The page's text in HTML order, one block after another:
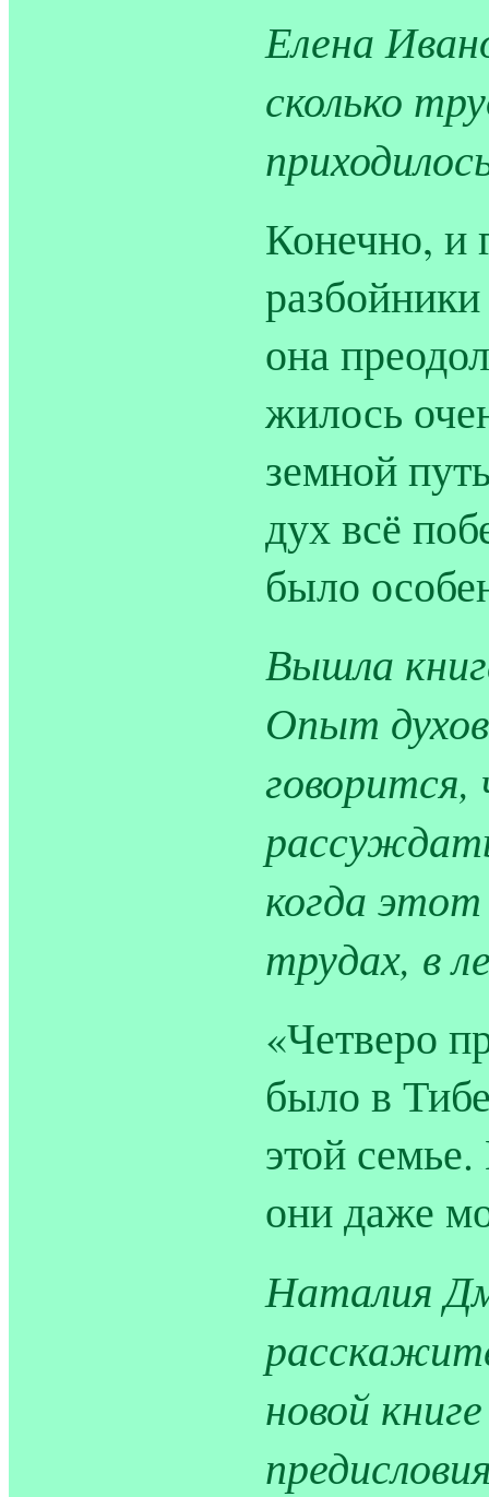
Елена
сколько
Конечно, и
она
жилось
земной
дух всё
было
Вышла
Опыт
говорится,
когда
трудах, в
«Четверо
было в
этой
они даже
Наталия
новой